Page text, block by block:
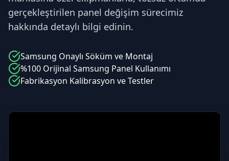
gerçekleştirilen panel değişim sürecimiz
hakkında detaylı bilgi edinin.
Samsung Onaylı Söküm ve Montaj
%100 Orijinal Samsung Panel Kullanımı
Fabrikasyon Kalibrasyon ve Testler